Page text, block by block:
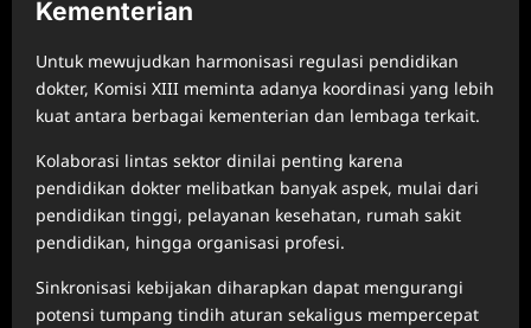
Kementerian
Untuk mewujudkan harmonisasi regulasi pendidikan
dokter, Komisi XIII meminta adanya koordinasi yang lebih
kuat antara berbagai kementerian dan lembaga terkait.
Kolaborasi lintas sektor dinilai penting karena
pendidikan dokter melibatkan banyak aspek, mulai dari
pendidikan tinggi, pelayanan kesehatan, rumah sakit
pendidikan, hingga organisasi profesi.
Sinkronisasi kebijakan diharapkan dapat mengurangi
potensi tumpang tindih aturan sekaligus mempercepat